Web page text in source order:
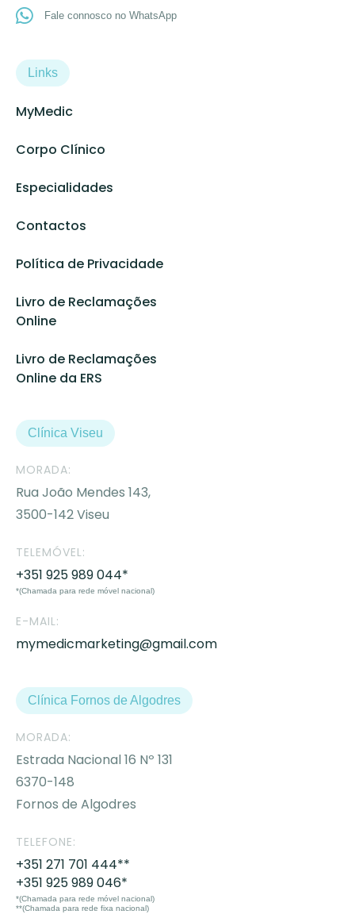
Fale connosco no WhatsApp
Links
MyMedic
Corpo Clínico
Especialidades
Contactos
Política de Privacidade
Livro de Reclamações
Online
Livro de Reclamações
Online da ERS
Clínica Viseu
MORADA:
Rua João Mendes 143,
3500-142 Viseu
TELEMÓVEL:
+351 925 989 044*
*(Chamada para rede móvel nacional)
E-MAIL:
mymedicmarketing@gmail.com
Clínica Fornos de Algodres
MORADA:
Estrada Nacional 16 Nº 131
6370-148
Fornos de Algodres
TELEFONE:
+351 271 701 444**
+351 925 989 046*
*(Chamada para rede móvel nacional)
**(Chamada para rede fixa nacional)